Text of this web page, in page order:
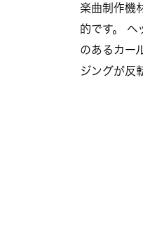
楽曲制作機
的です。 ヘ
のあるカー
ジングが反